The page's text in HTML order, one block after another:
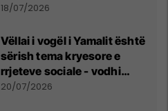
18/07/2026
Vëllai i vogël i Yamalit është
sërish tema kryesore e
rrjeteve sociale - vodhi
vëmendjen pas finales së
20/07/2026